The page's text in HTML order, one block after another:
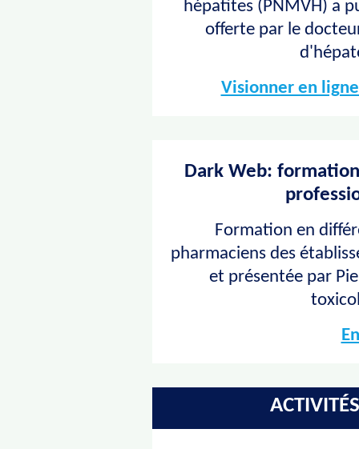
hépatites (PNMVH) a
offerte par le
Visionner en
Dark Web:
Formation en
pharmaciens des
et présentée par